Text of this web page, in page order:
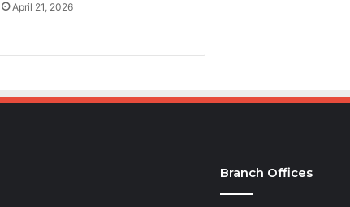
April 21, 2026
Branch Offices